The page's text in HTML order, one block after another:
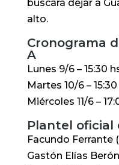
buscará dejar a
alto.
Cronograma
A
Lunes 9/6 – 15:30
Martes 10/6 –
Miércoles 11/6 –
Plantel oficial
Facundo Ferrante
Gastón Elías